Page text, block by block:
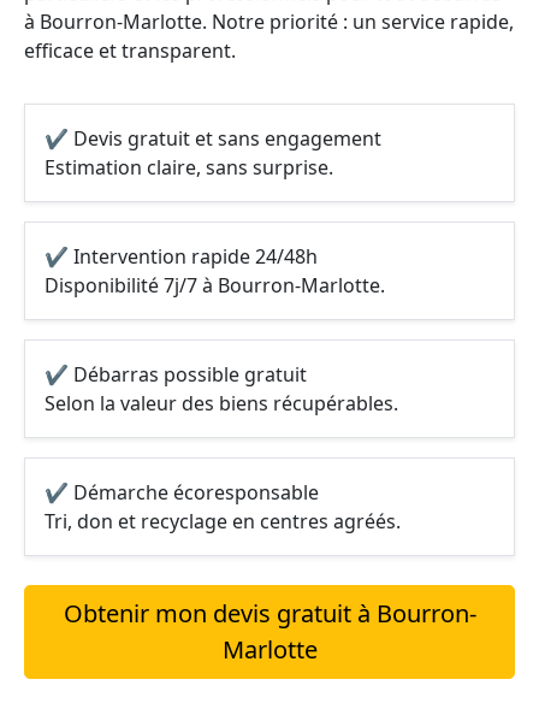
à Bourron-Marlotte. Notre priorité : un service rapide,
efficace et transparent.
✔ Devis gratuit et sans engagement
Estimation claire, sans surprise.
✔ Intervention rapide 24/48h
Disponibilité 7j/7 à Bourron-Marlotte.
✔ Débarras possible gratuit
Selon la valeur des biens récupérables.
✔ Démarche écoresponsable
Tri, don et recyclage en centres agréés.
Obtenir mon devis gratuit à Bourron-
Marlotte